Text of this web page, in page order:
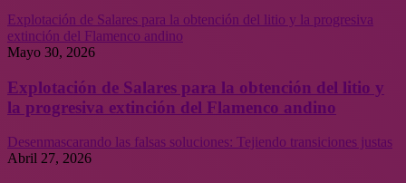
Explotación de Salares para la obtención del litio y la progresiva
extinción del Flamenco andino
Mayo 30, 2026
Explotación de Salares para la obtención del litio y
la progresiva extinción del Flamenco andino
Desenmascarando las falsas soluciones: Tejiendo transiciones justas
Abril 27, 2026